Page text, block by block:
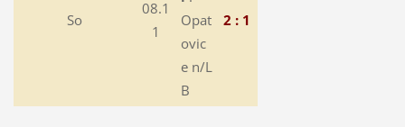
So
08.1
1
Opat
ovic
e n/L
B
2 : 1